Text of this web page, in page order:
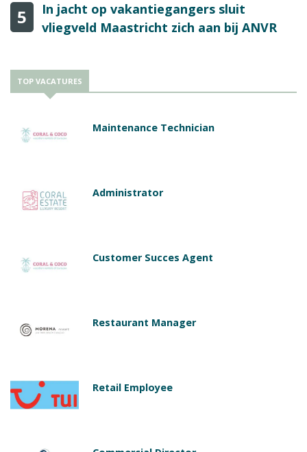
5
In jacht op vakantiegangers sluit
vliegveld Maastricht zich aan bij ANVR
TOP VACATURES
Maintenance Technician
Administrator
Customer Succes Agent
Restaurant Manager
Retail Employee